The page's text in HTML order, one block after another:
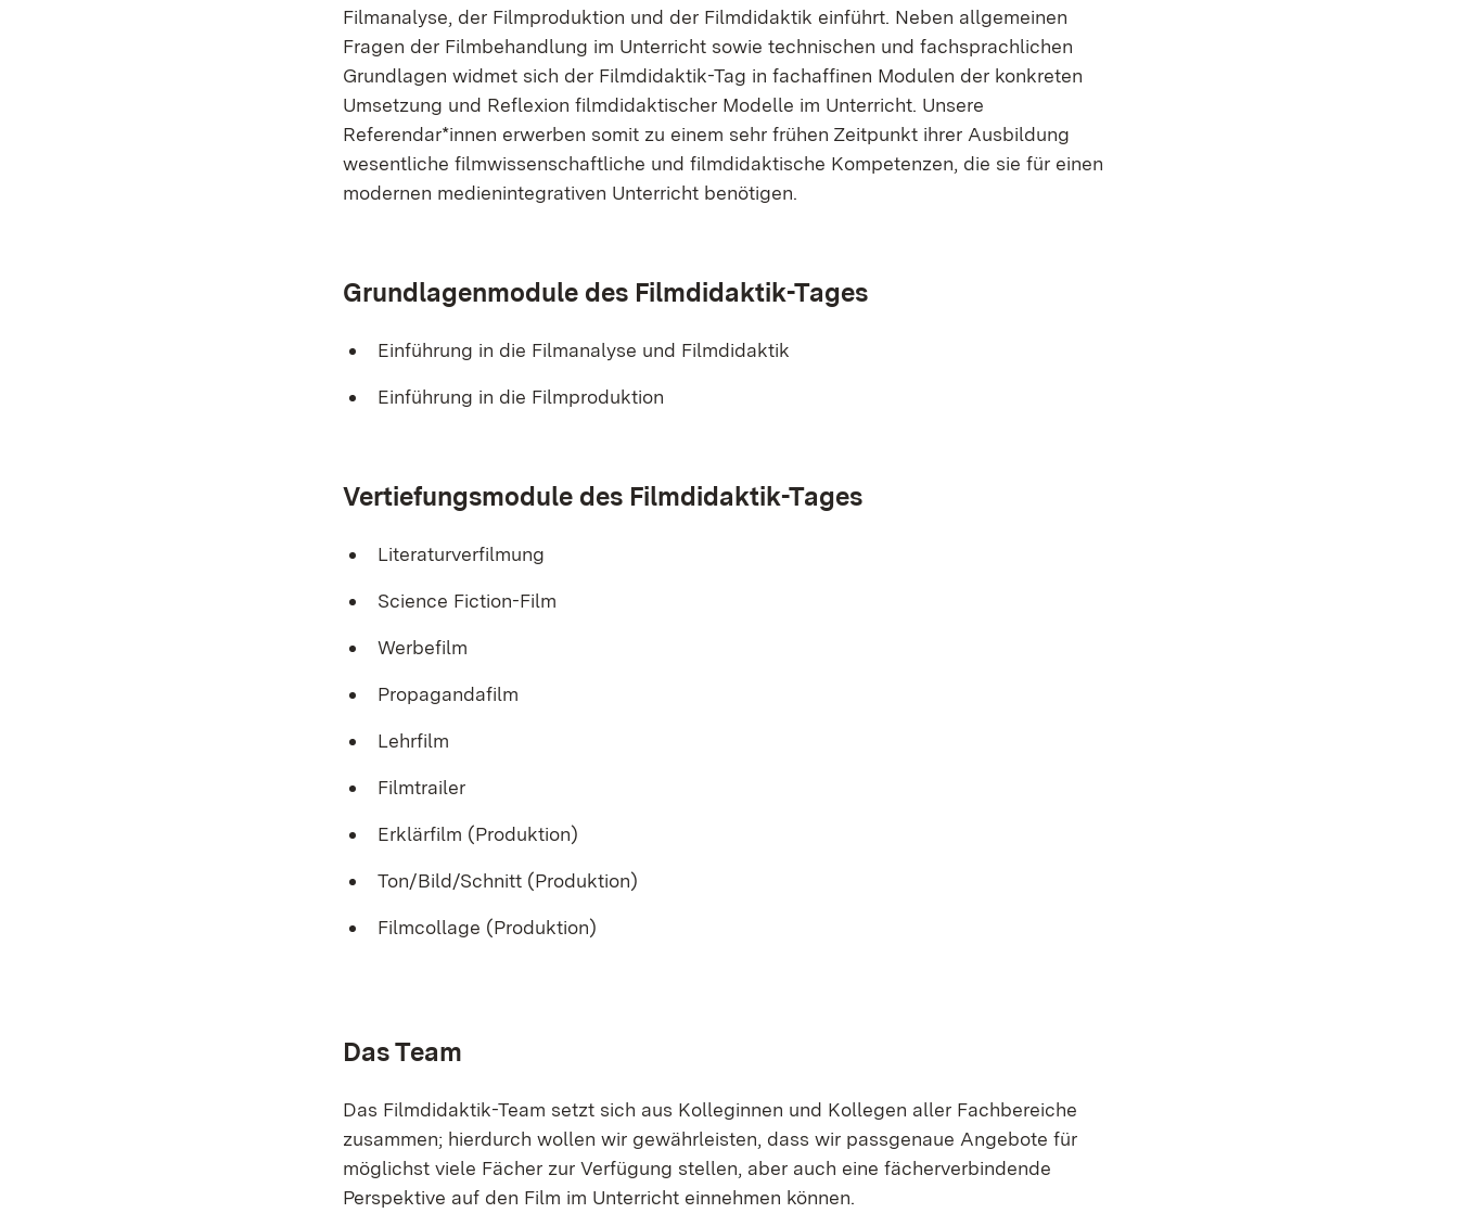
Filmanalyse, der Filmproduktion und der Filmdidaktik einführt. Neben allgemeinen
Fragen der Filmbehandlung im Unterricht sowie technischen und fachsprachlichen
Grundlagen widmet sich der Filmdidaktik-Tag in fachaffinen Modulen der konkreten
Umsetzung und Reflexion filmdidaktischer Modelle im Unterricht. Unsere
Referendar*innen erwerben somit zu einem sehr frühen Zeitpunkt ihrer Ausbildung
wesentliche filmwissenschaftliche und filmdidaktische Kompetenzen, die sie für einen
modernen medienintegrativen Unterricht benötigen.
Grundlagenmodule des Filmdidaktik-Tages
Einführung in die Filmanalyse und Filmdidaktik
Einführung in die Filmproduktion
Vertiefungsmodule des Filmdidaktik-Tages
Literaturverfilmung
Science Fiction-Film
Werbefilm
Propagandafilm
Lehrfilm
Filmtrailer
Erklärfilm (Produktion)
Ton/Bild/Schnitt (Produktion)
Filmcollage (Produktion)
Das Team
Das Filmdidaktik-Team setzt sich aus Kolleginnen und Kollegen aller Fachbereiche
zusammen; hierdurch wollen wir gewährleisten, dass wir passgenaue Angebote für
möglichst viele Fächer zur Verfügung stellen, aber auch eine fächerverbindende
Perspektive auf den Film im Unterricht einnehmen können.